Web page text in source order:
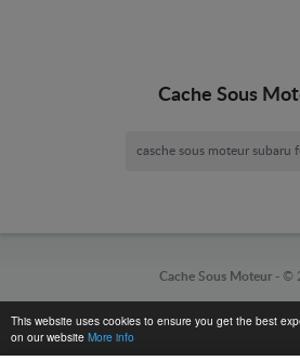
This website uses cookies to ensure you get the best
on our website More info
Cache Sous
casche sous moteur subaru
Cache Sous Moteur - ©